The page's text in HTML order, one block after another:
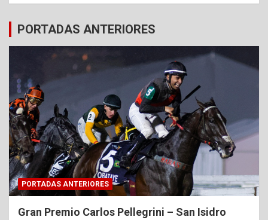
PORTADAS ANTERIORES
PORTADAS ANTERIORES
Gran Premio Carlos Pellegrini – San Isidro